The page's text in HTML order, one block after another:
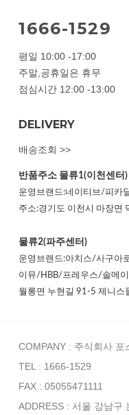
1666-1529
평일 10:00 -17:00
주말,공휴일은 휴무
점심시간 12:00 -13:00
DELIVERY
배송조회 >>
반품주소 물류1(이천센터)
운영브랜드:네이티브/피카
주소:경기도 이천시 마장면
물류2(파주센터)
운영브랜드:아치스/사구아
이뮤/HBB/프레우스/솔메
월롱면 누현길 91-5 제니스
COMPANY : 주식회사 포
TEL : 1666-1529
FAX : 05055471111
ADDRESS : 서울 강남구